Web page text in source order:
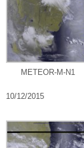
METEOR-M-N1
10/12/2015